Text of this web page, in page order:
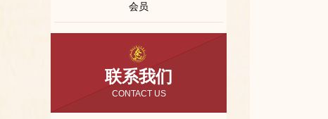
会员
联系我们
CONTACT US